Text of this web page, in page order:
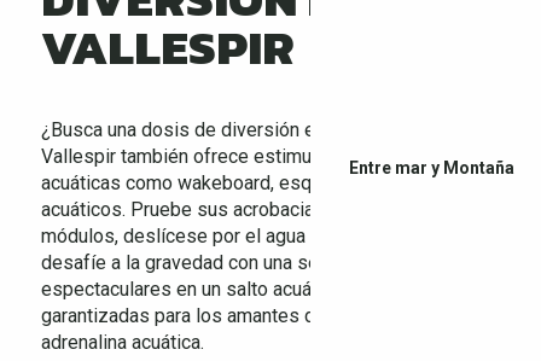
Entre mar y Montaña
VALLESPIR
¿Busca una dosis de diversión en las pistas?
Vallespir también ofrece estimulantes actividades
acuáticas como wakeboard, esquí por cable y saltos
acuáticos. Pruebe sus acrobacias en rampas y
módulos, deslícese por el agua tirado por un cable o
desafíe a la gravedad con una serie de saltos
espectaculares en un salto acuático. Emociones
garantizadas para los amantes de la velocidad y la
adrenalina acuática.